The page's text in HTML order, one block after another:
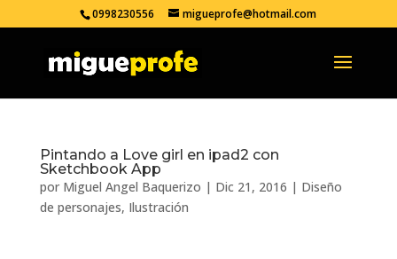
0998230556 migueprofe@hotmail.com
Pintando a Love girl en ipad2 con
Sketchbook App
por Miguel Angel Baquerizo | Dic 21, 2016 | Diseño
de personajes, Ilustración